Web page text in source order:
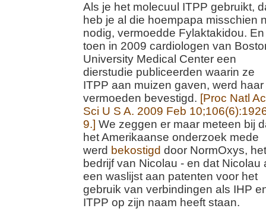
Als je het molecuul ITPP gebruikt,
heb je al die hoempapa misschien
nodig, vermoedde Fylaktakidou. En
toen in 2009 cardiologen van
University Medical Center een
dierstudie publiceerden waarin ze
ITPP aan muizen gaven, werd haar
vermoeden bevestigd. [Proc Natl
Sci U S A. 2009 Feb
9.] We zeggen er maar meteen bij
het Amerikaanse onderzoek mede
werd bekostigd door NormOxys, het
bedrijf van Nicolau - en dat Nicolau
een waslijst aan patenten voor het
gebruik van verbindingen als IHP
ITPP op zijn naam heeft staan.